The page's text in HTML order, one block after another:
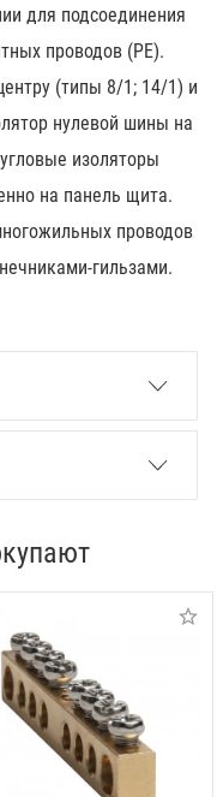
для подсоединения
проводов (РЕ).
(типы 8/1; 14/1) и
нулевой шины на
изоляторы
на панель щита.
проводов
гильзами.